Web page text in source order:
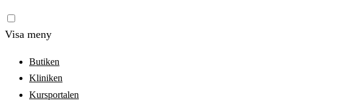
Visa meny
Butiken
Kliniken
Kursportalen